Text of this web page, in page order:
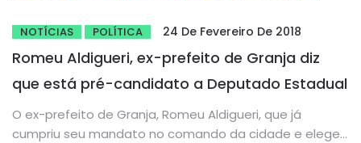
NOTÍCIAS POLÍTICA 24 De Fevereiro De 2018
Romeu Aldigueri, ex-prefeito de Granja diz
que está pré-candidato a Deputado Estadual
O ex-prefeito de Granja, Romeu Aldigueri, que já
cumpriu seu mandato no comando da cidade e elegeu